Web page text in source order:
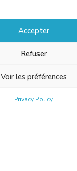
Accepter
Refuser
Voir les préférences
Privacy Policy